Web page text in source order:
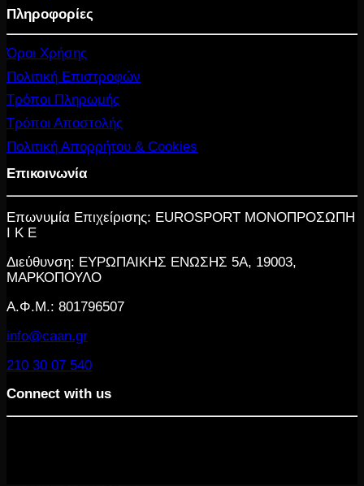
Πληροφορίες
Όροι Χρήσης
Πολιτική Επιστροφών
Τρόποι Πληρωμής
Τρόποι Αποστολής
Πολιτική Απορρήτου & Cookies
Επικοινωνία
Επωνυμία Επιχείρισης: EUROSPORT ΜΟΝΟΠΡΟΣΩΠΗ
Ι Κ Ε
Διεύθυνση: ΕΥΡΩΠΑΙΚΗΣ ΕΝΩΣΗΣ 5Α, 19003,
ΜΑΡΚΟΠΟΥΛΟ
Α.Φ.Μ.: 801796507
info@caan.gr
210 30 07 540
Connect with us